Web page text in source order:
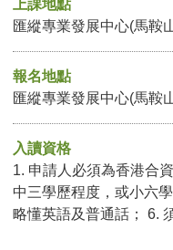
上課地點
匯縱專業發展中心(馬鞍
報名地點
匯縱專業發展中心(馬鞍
入讀資格
1. 申請人必須為香港合
中三學歷程度，或小六
略懂英語及普通話 ； 6.